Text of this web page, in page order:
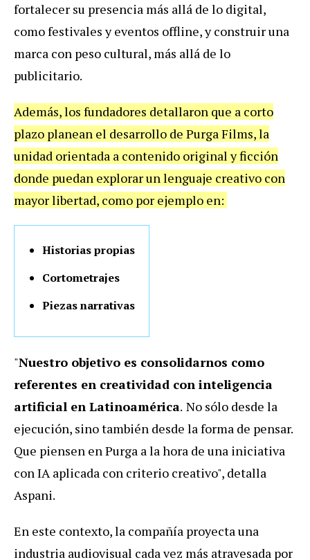
fortalecer su presencia más allá de lo digital,
como festivales y eventos offline, y construir una
marca con peso cultural, más allá de lo
publicitario.
Además, los fundadores detallaron que a corto
plazo planean el desarrollo de Purga Films, la
unidad orientada a contenido original y ficción
donde puedan explorar un lenguaje creativo con
mayor libertad, como por ejemplo en:
Historias propias
Cortometrajes
Piezas narrativas
"Nuestro objetivo es consolidarnos como
referentes en creatividad con inteligencia
artificial en Latinoamérica. No sólo desde la
ejecución, sino también desde la forma de pensar.
Que piensen en Purga a la hora de una iniciativa
con IA aplicada con criterio creativo", detalla
Aspani.
En este contexto, la compañía proyecta una
industria audiovisual cada vez más atravesada por